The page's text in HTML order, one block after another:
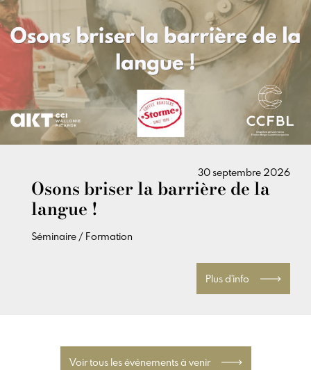
30 septembre 2026
Osons briser la barrière de la
langue !
Séminaire / Formation
Plus d'info
Voir tous les événements à venir